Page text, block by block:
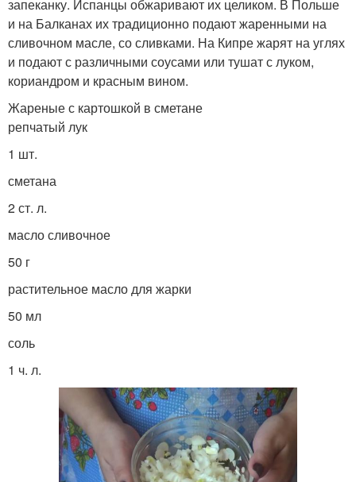
запеканку. Испанцы обжаривают их целиком. В Польше
и на Балканах их традиционно подают жаренными на
сливочном масле, со сливками. На Кипре жарят на углях
и подают с различными соусами или тушат с луком,
кориандром и красным вином.
Жареные с картошкой в сметане
репчатый лук
1 шт.
сметана
2 ст. л.
масло сливочное
50 г
растительное масло для жарки
50 мл
соль
1 ч. л.